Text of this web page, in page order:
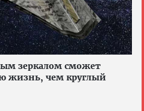
зеркалом сможет
жизнь, чем круглый